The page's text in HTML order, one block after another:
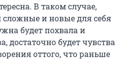
В таком случае,
сложные и новые для себя
будет похвала и
достаточно будет чувства
оттого, что раньше